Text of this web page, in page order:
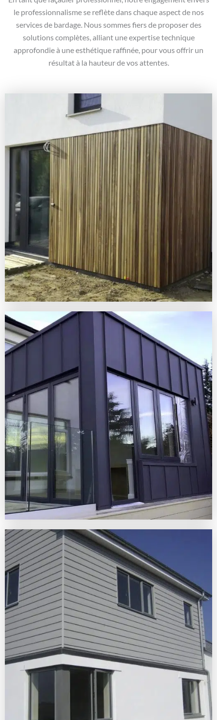
le professionnalisme se reflète dans chaque aspect de nos
services de bardage. Nous sommes fiers de proposer des
solutions complètes, alliant une expertise technique
approfondie à une esthétique raffinée, pour vous offrir un
résultat à la hauteur de vos attentes.